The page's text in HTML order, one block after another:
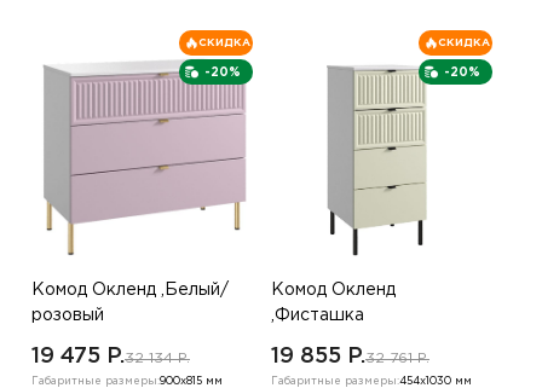
-20%
СКИДКА
Комод Окленд ,Белый/
розовый
19 475 P.32 134 P.
Габаритные размеры:900х815 мм
-20%
СКИДКА
Комод Окленд
,Фисташка
19 855 P.32 761 P.
Габаритные размеры:454х1030 мм